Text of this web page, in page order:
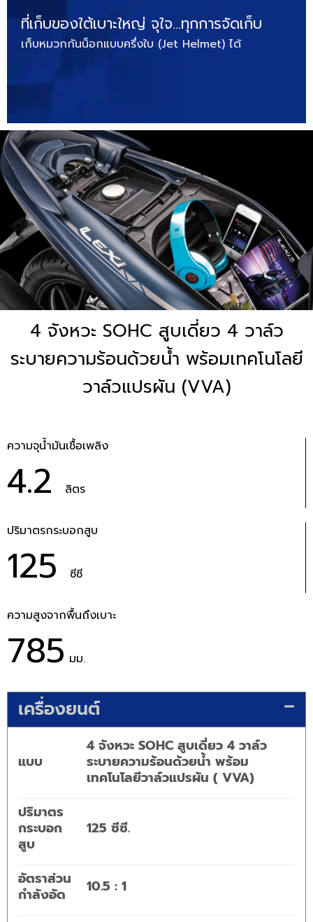
ที่เก็บของใต้เบาะใหญ่ จุใจ…ทุกการจัดเก็บ
เก็บหมวกกันน็อกแบบครึ่งใบ (Jet Helmet) ได้
4 จังหวะ SOHC สูบเดี่ยว 4 วาล์ว
ระบายความร้อนด้วยน้ำ พร้อมเทคโนโลยี
วาล์วแปรผัน (VVA)
ความจุน้ำมันเชื้อเพลิง
4.2 ลิตร
ปริมาตรกระบอกสูบ
125 ซีซี
ความสูงจากพื้นถึงเบาะ
785 มม.
เครื่องยนต์
แบบ
4 จังหวะ SOHC สูบเดี่ยว 4 วาล์ว
ระบายความร้อนด้วยน้ำ พร้อม
เทคโนโลยีวาล์วแปรผัน ( VVA)
ปริมาตร
กระบอก
สูบ
125 ซีซี.
อัตราส่วน
กำลังอัด
10.5 : 1